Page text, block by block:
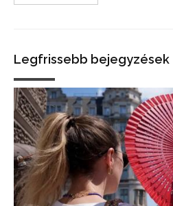
Legfrissebb bejegyzések